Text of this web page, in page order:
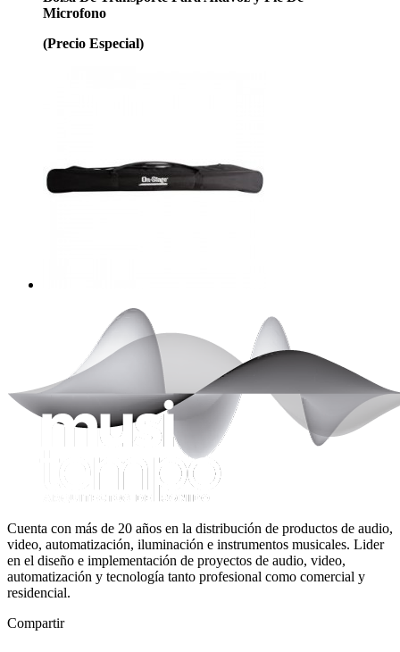
Microfono
(Precio Especial)
Cuenta con más de 20 años en la distribución de productos de audio,
video, automatización, iluminación e instrumentos musicales. Lider
en el diseño e implementación de proyectos de audio, video,
automatización y tecnología tanto profesional como comercial y
residencial.
Compartir